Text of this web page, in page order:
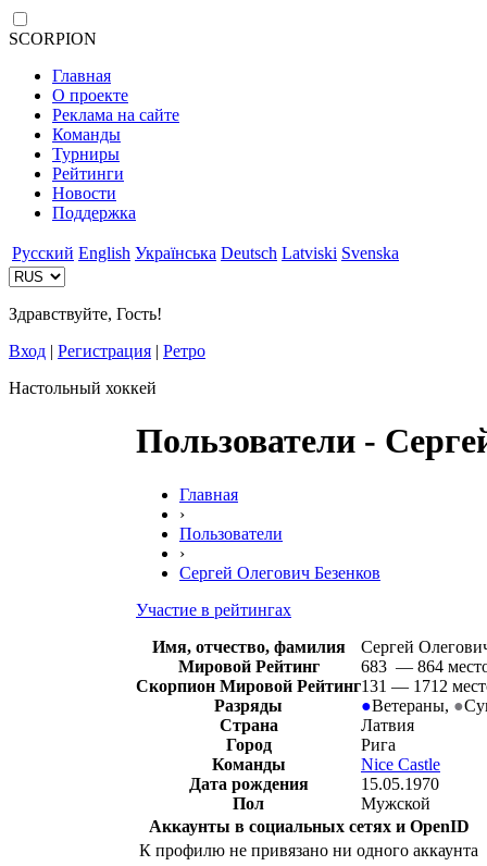
SCORPION
Главная
О проекте
Реклама на сайте
Команды
Турниры
Рейтинги
Новости
Поддержка
Русский English Українська Deutsch Latviski Svenska
Здравствуйте, Гость!
Вход | Регистрация | Ретро
Настольный хоккей
Пользователи -
Главная
›
Пользователи
›
Сергей Олегович Безенков
Участие в рейтингах
Имя, отчество, фамилия
Сергей
Мировой Рейтинг
683 — 864
Скорпион Мировой Рейтинг131 — 1712
Разряды
●Ветераны, ●
Страна
Латвия
Город
Рига
Команды
Nice Castle
Дата рождения
15.05.1970
Пол
Мужской
Аккаунты в социальных сетях и OpenID
К профилю не привязано ни одного аккаунта